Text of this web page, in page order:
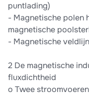
puntlading)
- Magnetische polen
magnetische
- Magnetische
2 De magnetische
fluxdichtheid
o Twee